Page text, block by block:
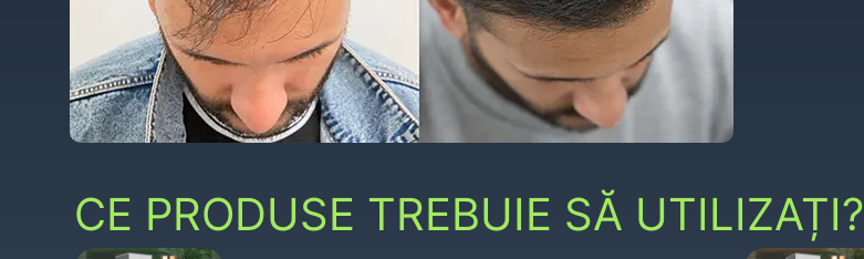
CE PRODUSE TREBUIE SĂ UTILIZAȚI?